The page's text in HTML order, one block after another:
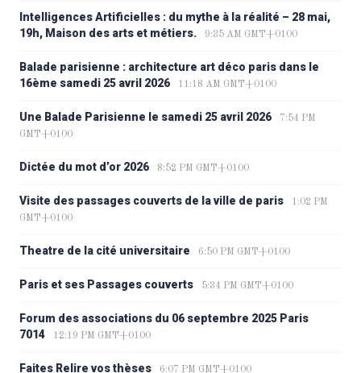
Intelligences Artificielles : du mythe à la réalité – 28 mai,
19h, Maison des arts et métiers.
9:35 AM GMT+0100
Balade parisienne : architecture art déco paris dans le
16ème samedi 25 avril 2026
11:18 AM GMT+0100
Une Balade Parisienne le samedi 25 avril 2026
7:54 PM
GMT+0100
Dictée du mot d’or 2026 8:52 PM GMT+0100
Visite des passages couverts de la ville de paris
1:02 PM
GMT+0100
Theatre de la cité universitaire 6:50 PM GMT+0100
Paris et ses Passages couverts 5:34 PM GMT+0100
Forum des associations du 06 septembre 2025 Paris
7014
12:19 PM GMT+0100
Faites Relire vos thèses 6:07 PM GMT+0100